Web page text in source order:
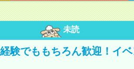
未読
験でももちろん歓迎！イ